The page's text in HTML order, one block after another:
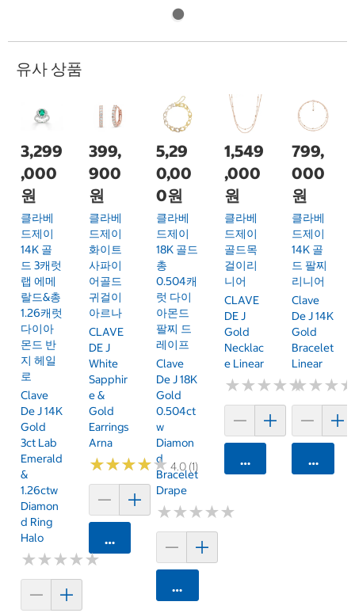
유사 상품
3,299
,000
원
클라베
드제이
14K 골
드 3캐럿
랩 에메
랄드&총
1.26캐럿
다이아
몬드 반
지 헤일
로
Clave
De J 14K
Gold
3ct Lab
Emerald
&
1.26ctw
Diamon
D Ring
Halo
★★★★★
★★★★★
399,
900
원
클라베
드제이
화이트
사파이
어골드
귀걸이
아르나
CLAVE
DE J
White
Sapphir
E &
Gold
Earrings
Arna
★★★★★
★★★★★ 4.0 (1)
카트에 담기
5,29
0,00
0원
클라베
드제이
18K 골드
총
0.504캐
럿 다이
아몬드
팔찌 드
레이프
Clave
De J 18K
Gold
0.504ct
W
Diamon
D
Bracelet
Drape
★★★★★
★★★★★
카트에 담기
1,549
,000
원
클라베
드제이
골드목
걸이리
니어
CLAVE
DE J
Gold
Necklac
E Linear
★★★★★
★★★★★
카트에 담기
799,
000
원
클라베
드제이
14K 골
드 팔찌
리니어
Clave
De J 14K
Gold
Bracelet
Linear
★★★
★★★
카트에